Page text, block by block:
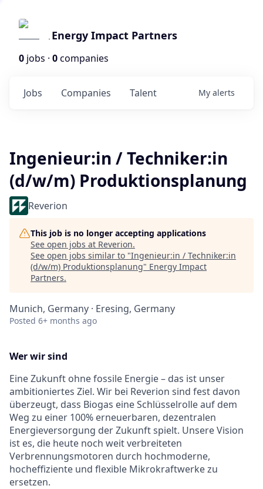
Energy Impact Partners
0 jobs · 0companies
Jobs Companies Talent My alerts
Ingenieur:in / Techniker:in
(d/w/m) Produktionsplanung
Reverion
This job is no longer accepting applications
See open jobs at Reverion.
See open jobs similar to "Ingenieur:in / Techniker:in
(d/w/m) Produktionsplanung" Energy Impact
Partners.
Munich, Germany · Eresing, Germany
Posted 6+ months ago
Wer wir sind
Eine Zukunft ohne fossile Energie – das ist unser
ambitioniertes Ziel. Wir bei Reverion sind fest davon
überzeugt, dass Biogas eine Schlüsselrolle auf dem
Weg zu einer 100% erneuerbaren, dezentralen
Energieversorgung der Zukunft spielt. Unsere Vision
ist es, die heute noch weit verbreiteten
Verbrennungsmotoren durch hochmoderne,
hocheffiziente und flexible Mikrokraftwerke zu
ersetzen.